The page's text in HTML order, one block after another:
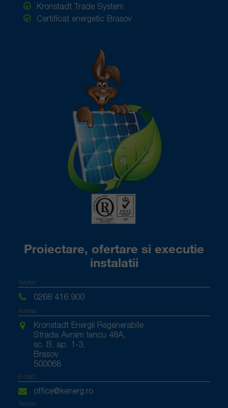
Kronstadt Trade System
Certificat energetic Brasov
Proiectare, ofertare si executie
instalatii
Telefon:
0268 416 900
Adresa:
Kronstadt Energii Regenerabile
Strada Avram Iancu 48A,
sc. B, ap. 1-3,
Brasov
500068
E-mail:
office@kenerg.ro
Twitter: